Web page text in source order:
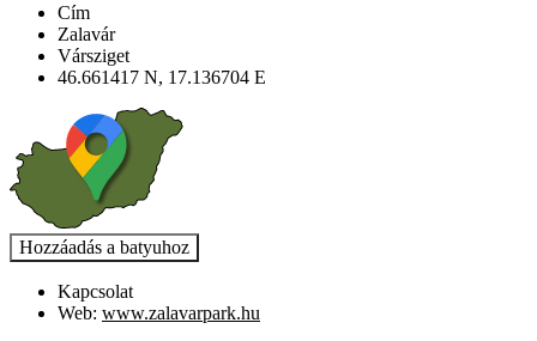
Cím
Zalavár
Vársziget
46.661417 N, 17.136704 E
Kapcsolat
Web: www.zalavarpark.hu